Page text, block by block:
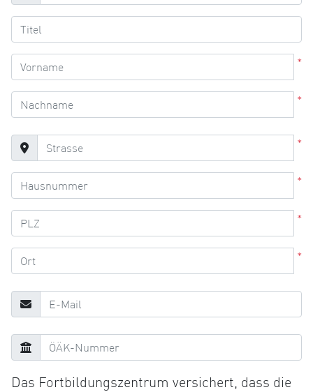
*
*
*
*
*
*
Das Fortbildungszentrum versichert, dass die